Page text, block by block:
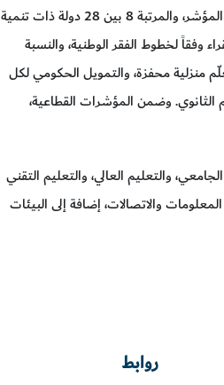
الإنمائي، حيث احتلت أوكرانيا المرتبة 63 بين 132 دولة في هذا المؤشر، والمرتبة 8 بين 28 دولة ذات تنمية
وفقاً لخطوط الفقر الوطنية، والنسبة
منزلية محفزة، والتمويل الحكومي لكل
الثانوي. وضمن المؤشرات القطاعية،
والتعليم العالي، والتعليم التقني
والاتصالات، إضافة إلى البيئات
روابط